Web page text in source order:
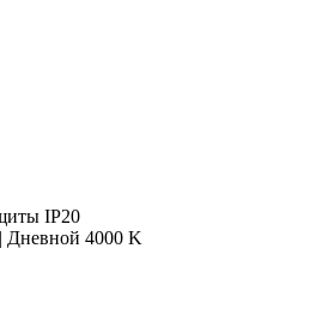
IP20
Дневной 4000 K